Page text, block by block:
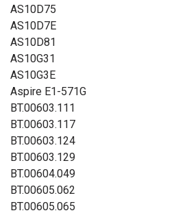
AS10D75
AS10D7E
AS10D81
AS10G31
AS10G3E
Aspire E1-571G
BT.00603.111
BT.00603.117
BT.00603.124
BT.00603.129
BT.00604.049
BT.00605.062
BT.00605.065